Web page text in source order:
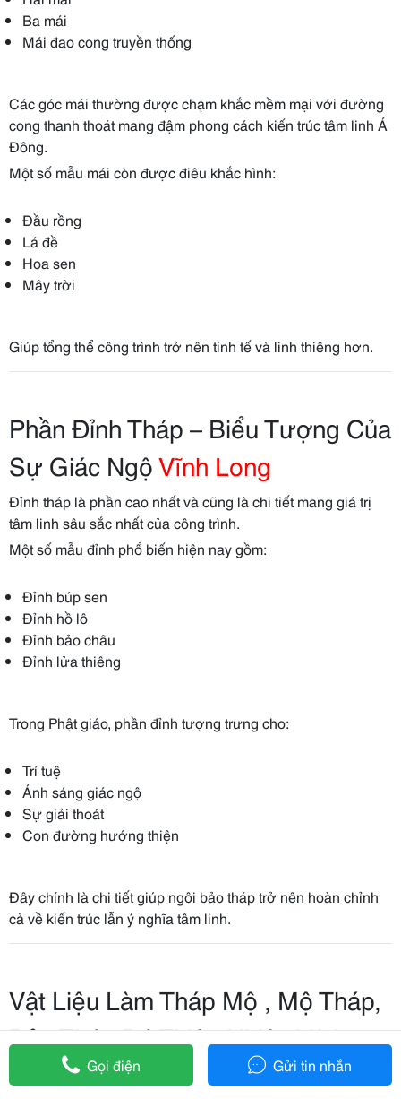
Ba mái
Mái đao cong truyền thống
Các góc mái thường được chạm khắc mềm mại với đường
cong thanh thoát mang đậm phong cách kiến trúc tâm linh Á
Đông.
Một số mẫu mái còn được điêu khắc hình:
Đầu rồng
Lá đề
Hoa sen
Mây trời
Giúp tổng thể công trình trở nên tinh tế và linh thiêng hơn.
Phần Đỉnh Tháp – Biểu Tượng Của
Sự Giác NgộVĩnh Long
Đỉnh tháp là phần cao nhất và cũng là chi tiết mang giá trị
tâm linh sâu sắc nhất của công trình.
Một số mẫu đỉnh phổ biến hiện nay gồm:
Đỉnh búp sen
Đỉnh hồ lô
Đỉnh bảo châu
Đỉnh lửa thiêng
Trong Phật giáo, phần đỉnh tượng trưng cho:
Trí tuệ
Ánh sáng giác ngộ
Sự giải thoát
Con đường hướng thiện
Đây chính là chi tiết giúp ngôi bảo tháp trở nên hoàn chỉnh
cả về kiến trúc lẫn ý nghĩa tâm linh.
Vật Liệu Làm Tháp Mộ , Mộ Tháp,
Bảo Tháp Đá Thiên NhiênVĩnh
Long
Gọi điện Gửi tin nhắn